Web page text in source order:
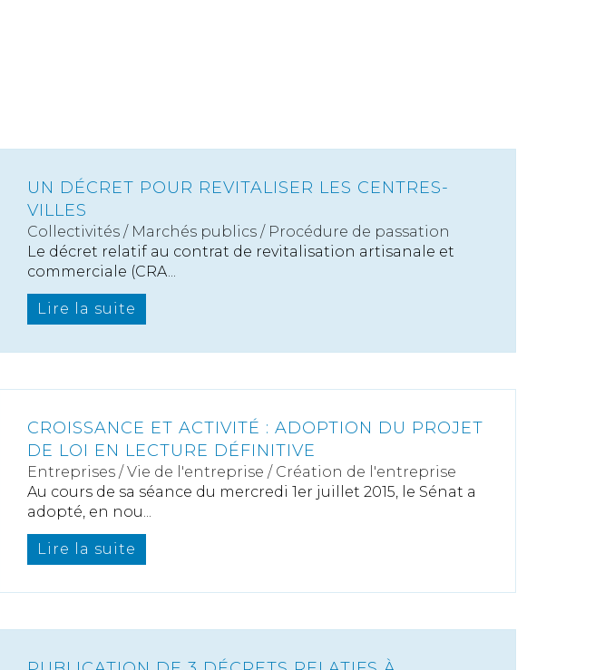
UN DÉCRET POUR REVITALISER LES CENTRES-
VILLES
Collectivités / Marchés publics / Procédure de passation
Le décret relatif au contrat de revitalisation artisanale et
commerciale (CRA...
Lire la suite
CROISSANCE ET ACTIVITÉ : ADOPTION DU PROJET
DE LOI EN LECTURE DÉFINITIVE
Entreprises /Vie de l'entreprise / Création de l'entreprise
Au cours de sa séance du mercredi 1er juillet 2015, le Sénat a
adopté, en nou...
Lire la suite